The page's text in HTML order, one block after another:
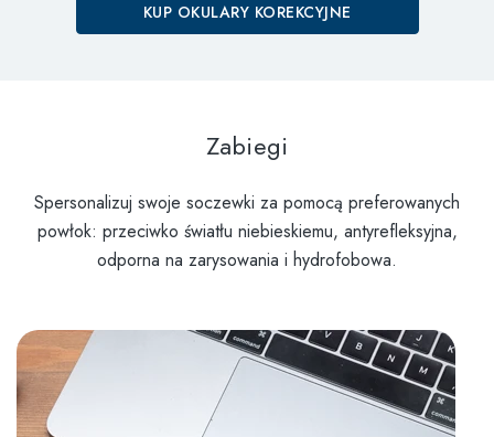
KUP OKULARY KOREKCYJNE
Zabiegi
Spersonalizuj swoje soczewki za pomocą preferowanych
powłok: przeciwko światłu niebieskiemu, antyrefleksyjna,
odporna na zarysowania i hydrofobowa.